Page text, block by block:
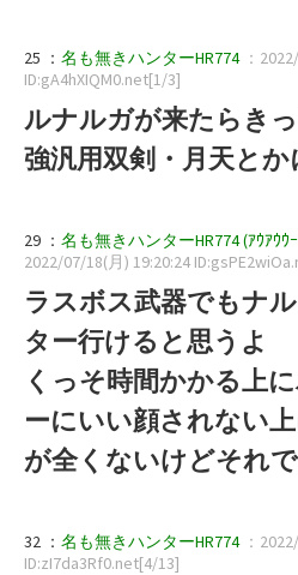
25 ： 名も無きハンターHR774 ：
ID:gA4hXIQM0.net[1/3]
ルナルガが来たらき
強汎用双剣・月天と
29 ： 名も無きハンターHR774 (ｱｳｱｳｳ
2022/07/18(月) 19:20:24
ラスボス武器でもナ
ター行けると思うよ
くっそ時間かかる上
ーにいい顔されない
が全くないけどそれ
32 ： 名も無きハンターHR774 ：
ID:zI7da3Rf0.net[4/13]